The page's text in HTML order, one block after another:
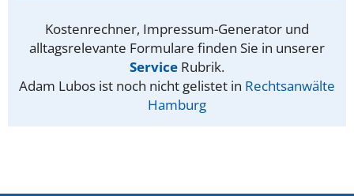
Kostenrechner, Impressum-Generator und
alltagsrelevante Formulare finden Sie in unserer
Service Rubrik.
Adam Lubos ist noch nicht gelistet in Rechtsanwälte
Hamburg